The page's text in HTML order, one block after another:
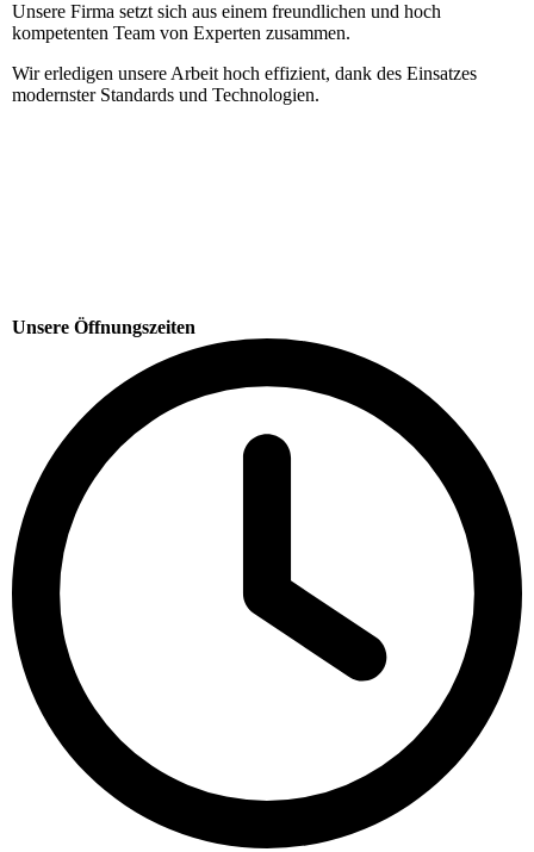
Unsere Firma setzt sich aus einem freundlichen und hoch
kompetenten Team von Experten zusammen.
Wir erledigen unsere Arbeit hoch effizient, dank des Einsatzes
modernster Standards und Technologien.
Unsere Öffnungszeiten